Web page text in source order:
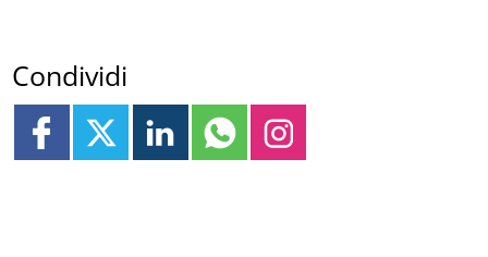
Condividi